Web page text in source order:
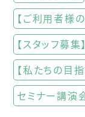
【ご利用者様の
【スタッフ募集】
【私たちの目指
セミナー講演